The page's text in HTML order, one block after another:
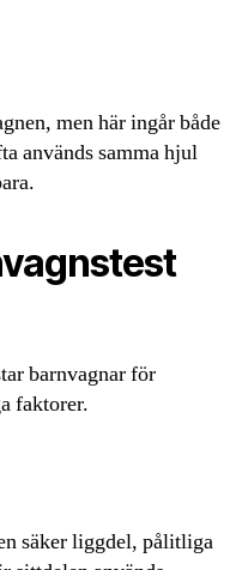
men här ingår både
används samma hjul
barnvagnar för
faktorer.
säker liggdel, pålitliga